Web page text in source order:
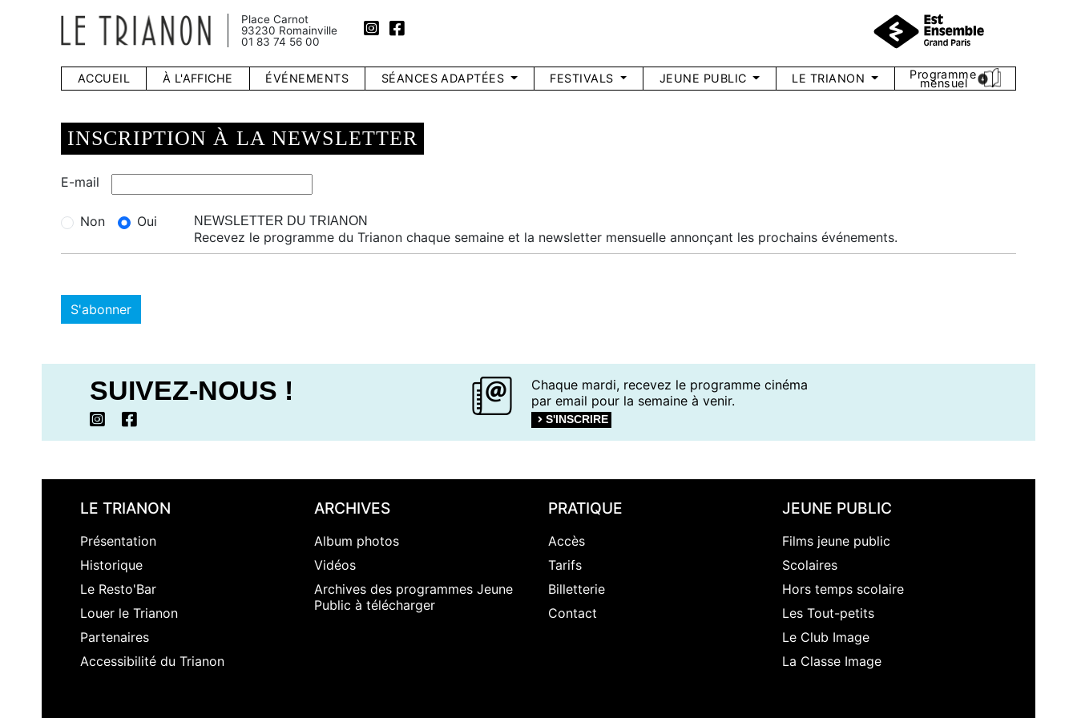
Place Carnot
93230 Romainville
01 83 74 56 00
ACCUEIL À L'AFFICHE ÉVÉNEMENTS SÉANCES ADAPTÉES FESTIVALS JEUNE PUBLIC LE TRIANON Programme
mensuel
INSCRIPTION À LA NEWSLETTER
E-mail
Non Oui NEWSLETTER DU TRIANON
Recevez le programme du Trianon chaque semaine et la newsletter mensuelle annonçant les prochains événements.
SUIVEZ-NOUS !
Chaque mardi, recevez le programme cinéma
par email pour la semaine à venir.
S'INSCRIRE
LE TRIANON
Présentation
Historique
Le Resto'Bar
Louer le Trianon
Partenaires
Accessibilité du Trianon
ARCHIVES
Album photos
Vidéos
Archives des programmes Jeune
Public à télécharger
PRATIQUE
Accès
Tarifs
Billetterie
Contact
JEUNE PUBLIC
Films jeune public
Scolaires
Hors temps scolaire
Les Tout-petits
Le Club Image
La Classe Image